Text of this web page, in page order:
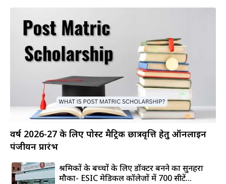
वर्ष 2026-27 के लिए पोस्ट मैट्रिक छात्रवृत्ति हेतु ऑनलाइन
पंजीयन प्रारंभ
श्रमिकों के बच्चों के लिए डॉक्टर बनने का सुनहरा
मौका- ESIC मेडिकल कॉलेजों में 700 सीटें...